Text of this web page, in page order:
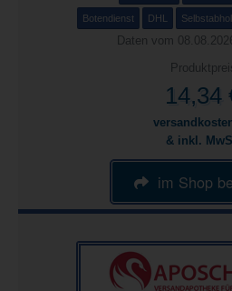
Botendienst DHL
Daten vom
14,34
& inkl.
im Shop